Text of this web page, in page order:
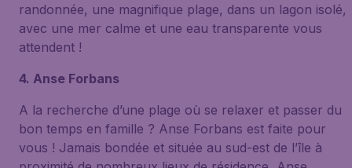
randonnée, une magnifique plage, dans un lagon isolé,
avec une mer calme et une eau transparente vous
attendent !
4. Anse Forbans
A la recherche d’une plage où se relaxer et passer du
bon temps en famille ? Anse Forbans est faite pour
vous ! Jamais bondée et située au sud-est de l’île à